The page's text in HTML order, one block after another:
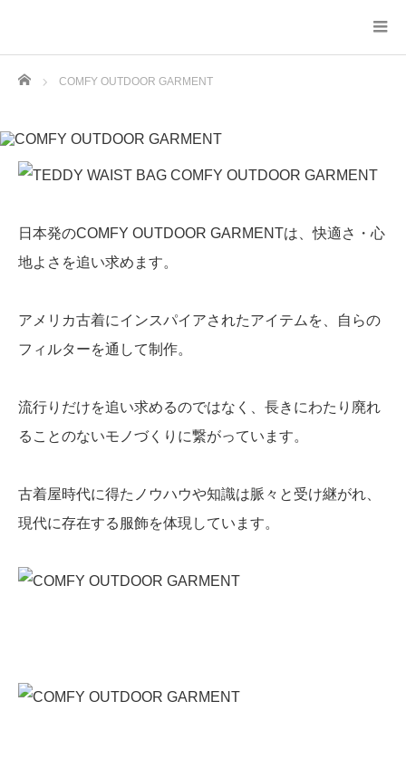
Home COMFY OUTDOOR GARMENT
日本発のCOMFY OUTDOOR GARMENTは、快適さ・心
地よさを追い求めます。
アメリカ古着にインスパイアされたアイテムを、自らの
フィルターを通して制作。
流行りだけを追い求めるのではなく、長きにわたり廃れ
ることのないモノづくりに繋がっています。
古着屋時代に得たノウハウや知識は脈々と受け継がれ、
現代に存在する服飾を体現しています。